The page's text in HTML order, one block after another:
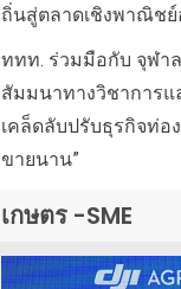
ถิ่นสู่ตลาดเชิงพาณิชย์
ททท. ร่วมมือกับ จุฬา
สัมมนาทางวิชาการแ
เคล็ดลับปรับธุรกิจท่อ
ขายนาน”
เกษตร -SME